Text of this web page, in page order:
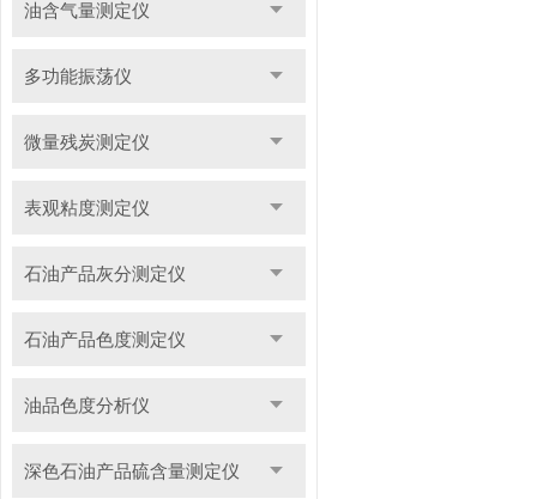
油含气量测定仪
多功能振荡仪
微量残炭测定仪
表观粘度测定仪
石油产品灰分测定仪
石油产品色度测定仪
油品色度分析仪
深色石油产品硫含量测定仪